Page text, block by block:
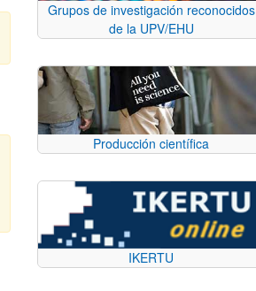
Grupos de investigación reconocidos
de la UPV/EHU
Producción científica
IKERTU